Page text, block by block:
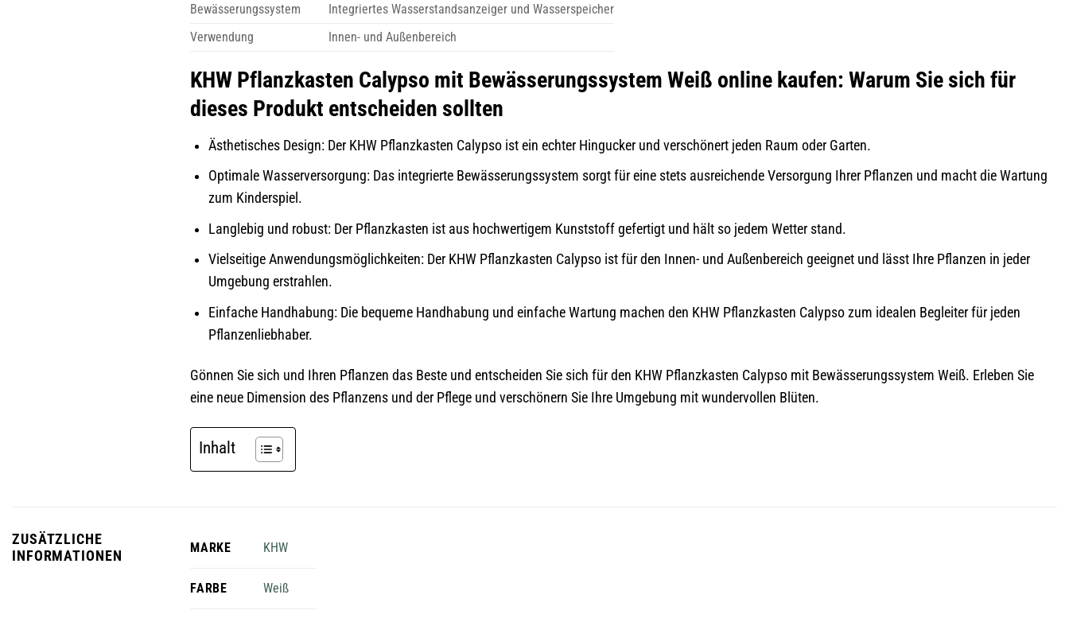
Bewässerungssystem
Integriertes Wasserstandsanzeiger und Wasserspeicher
Verwendung
Innen- und Außenbereich
KHW Pflanzkasten Calypso mit Bewässerungssystem Weiß online kaufen: Warum Sie sich für
dieses Produkt entscheiden sollten
Ästhetisches Design: Der KHW Pflanzkasten Calypso ist ein echter Hingucker und verschönert jeden Raum oder Garten.
Optimale Wasserversorgung: Das integrierte Bewässerungssystem sorgt für eine stets ausreichende Versorgung Ihrer Pflanzen und macht die Wartung
zum Kinderspiel.
Langlebig und robust: Der Pflanzkasten ist aus hochwertigem Kunststoff gefertigt und hält so jedem Wetter stand.
Vielseitige Anwendungsmöglichkeiten: Der KHW Pflanzkasten Calypso ist für den Innen- und Außenbereich geeignet und lässt Ihre Pflanzen in jeder
Umgebung erstrahlen.
Einfache Handhabung: Die bequeme Handhabung und einfache Wartung machen den KHW Pflanzkasten Calypso zum idealen Begleiter für jeden
Pflanzenliebhaber.
Gönnen Sie sich und Ihren Pflanzen das Beste und entscheiden Sie sich für den KHW Pflanzkasten Calypso mit Bewässerungssystem Weiß. Erleben Sie
eine neue Dimension des Pflanzens und der Pflege und verschönern Sie Ihre Umgebung mit wundervollen Blüten.
Inhalt
ZUSÄTZLICHE
INFORMATIONEN
MARKE KHW
FARBE Weiß